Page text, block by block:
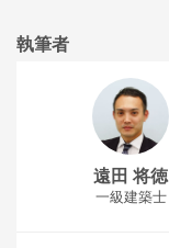
執筆者
遠田 将徳
一級建築士